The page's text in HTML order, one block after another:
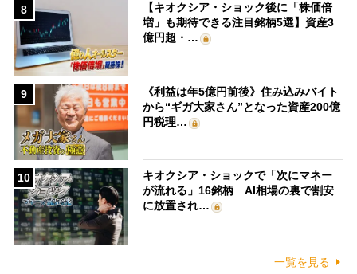
8
【キオクシア・ショック後に「株価倍
増」も期待できる注目銘柄5選】資産3
億円超・…
9
《利益は年5億円前後》住み込みバイト
から“ギガ大家さん”となった資産200億
円税理…
10
キオクシア・ショックで「次にマネー
が流れる」16銘柄 AI相場の裏で割安
に放置され…
一覧を見る